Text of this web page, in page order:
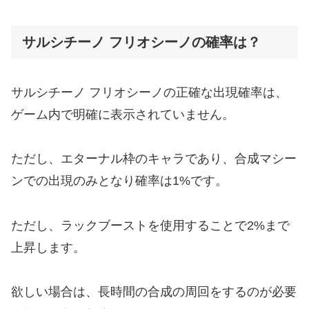
サルシチーノ フリオシーノの確率は？
サルシチーノ フリオシーノの正確な出現確率は、
ゲーム内で明確に表示されていません。
ただし、エターナル枠のキャラであり、合成マシー
ンでの出現のみとなり確率は1%です。
ただし、ラックブーストを使用することで2%まで
上昇します。
欲しい場合は、長時間の合成の周回をするのが必要